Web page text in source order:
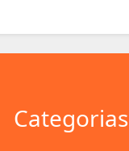
Categorias